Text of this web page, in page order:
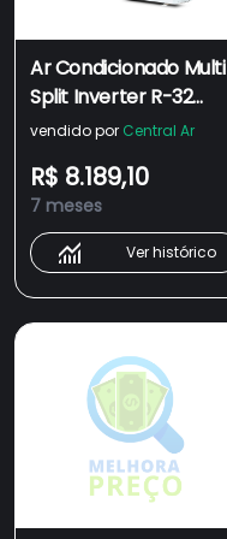
Ar Condicionado Multi
Split Inverter R-32
Daikin 18.000 Btus (2x
Quente/frio 220V
Monofásico
vendido por Central Ar
R$ 8.189,10
7 meses
Ver histórico